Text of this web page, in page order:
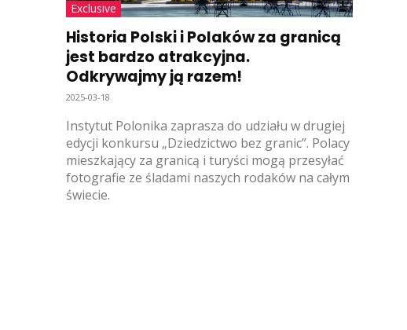
Exclusive
Historia Polski i Polaków za granicą
jest bardzo atrakcyjna.
Odkrywajmy ją razem!
2025-03-18
Instytut Polonika zaprasza do udziału w drugiej
edycji konkursu „Dziedzictwo bez granic”. Polacy
mieszkający za granicą i turyści mogą przesyłać
fotografie ze śladami naszych rodaków na całym
świecie.